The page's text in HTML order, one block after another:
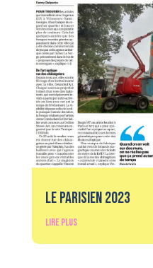
Le Parisien 2023
lire plus